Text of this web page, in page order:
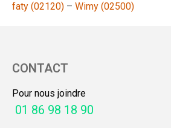
faty (02120) – Wimy (02500)
CONTACT
Pour nous joindre
01 86 98 18 90